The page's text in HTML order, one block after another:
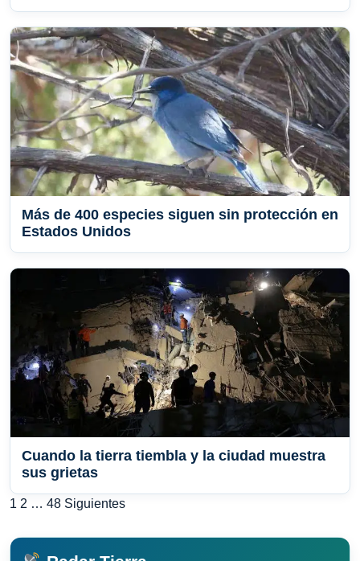
Más de 400 especies siguen sin protección en
Estados Unidos
Cuando la tierra tiembla y la ciudad muestra
sus grietas
Paginación
de
1 2 … 48 Siguientes